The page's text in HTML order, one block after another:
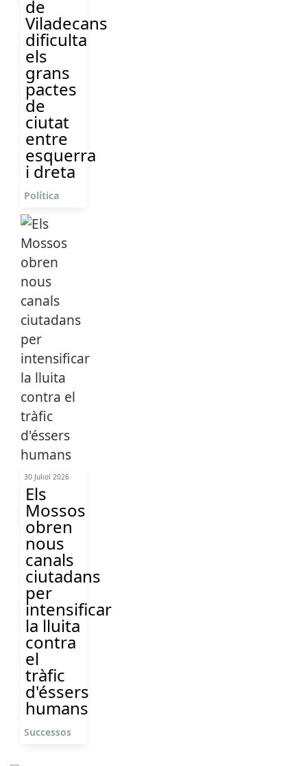
de
Viladecans
dificulta
els
grans
pactes
de
ciutat
entre
esquerra
i dreta
Política
30 Juliol 2026
Els
Mossos
obren
nous
canals
ciutadans
per
intensificar
la lluita
contra
el
tràfic
d'éssers
humans
Successos